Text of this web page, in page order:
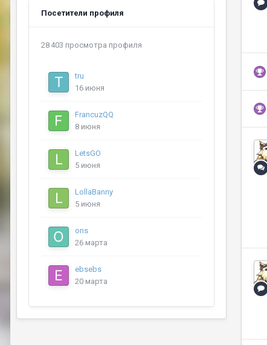
Посетители профиля
28 403 просмотра профиля
tru
16 июня
FrancuzQQ
8 июня
LetsGO
5 июня
LollaBanny
5 июня
ons
26 марта
ebsebs
20 марта